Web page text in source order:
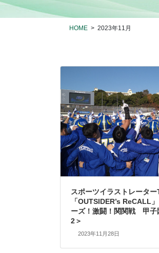
HOME 2023年11月
スポーツイラストレーター
「OUTSIDER’s ReCALL
ーズ！激闘！関関戦 甲子
2＞
2023年11月28日